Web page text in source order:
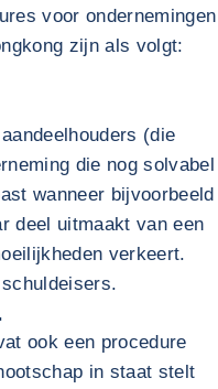
voor ondernemingen
zijn als volgt:
(die
die nog solvabel
wanneer bijvoorbeeld
deel uitmaakt van een
verkeert.
ook een procedure
in staat stelt